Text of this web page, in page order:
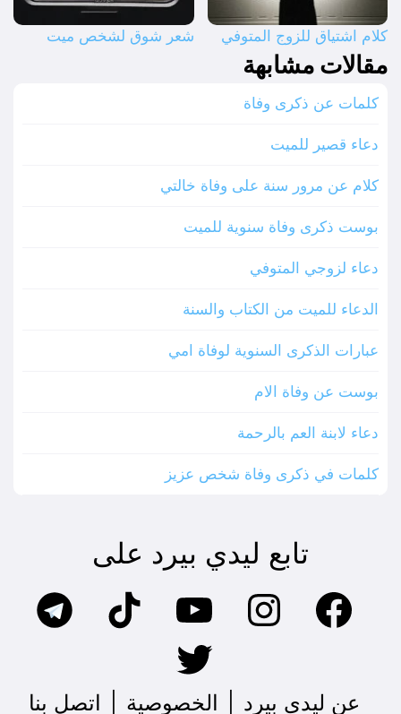
كلام اشتياق للزوج المتوفي شعر شوق لشخص ميت
مقالات مشابهة
كلمات عن ذكرى وفاة
دعاء قصير للميت
كلام عن مرور سنة على وفاة خالتي
بوست ذكرى وفاة سنوية للميت
دعاء لزوجي المتوفي
الدعاء للميت من الكتاب والسنة
عبارات الذكرى السنوية لوفاة امي
بوست عن وفاة الام
دعاء لابنة العم بالرحمة
كلمات في ذكرى وفاة شخص عزيز
تابع ليدي بيرد على
عن ليدي بيرد الخصوصية اتصل بنا